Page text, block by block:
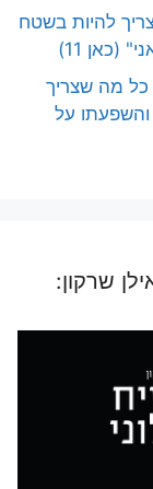
להיות בשטח
(כאן 11)
מה שצריך
על
שרקון: